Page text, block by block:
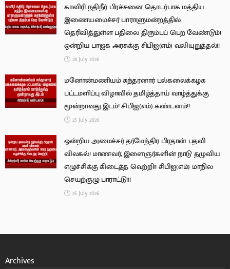
காவிரி நதிநீர் பிரச்சனை தொடர்பாக மத்திய
இணையமைச்சர் பாராளுமன்றத்தில்
தெரிவித்துள்ள பதிலை திரும்பப் பெற வேண்டும்!
ஒன்றிய பாஜக அரசுக்கு சிபிஐ(எம்) வலியுறுத்தல்!!
28 July 2026
மனோன்மணியம் சுந்தரனார் பல்கலைக்கழக
பட்டமளிப்பு விழாவில் தமிழ்த்தாய் வாழ்த்துக்கு
மூன்றாவது இடம்! சிபிஐ(எம்) கண்டனம்!!
25 July 2026
ஒன்றிய அமைச்சர் தர்மேந்திர பிரதான் பதவி
விலகல்! மாணவர், இளைஞர்களின் நாடு தழுவிய
எழுச்சிக்கு கிடைத்த வெற்றி!! சிபிஐ(எம்) மாநில
செயற்குழு பாராட்டு!!!
25 July 2026
Archives